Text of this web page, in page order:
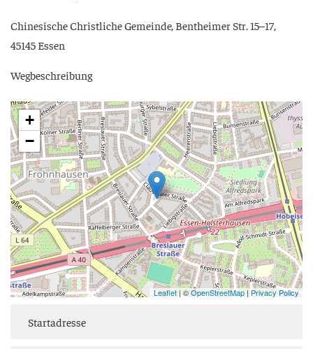
Chi­ne­si­sche Christ­li­che Gemein­de, Bent­hei­mer Str. 15–17,
45145 Essen
Weg­be­schrei­bung
+
−
Leaflet | ©OpenStreetMap | Privacy Policy